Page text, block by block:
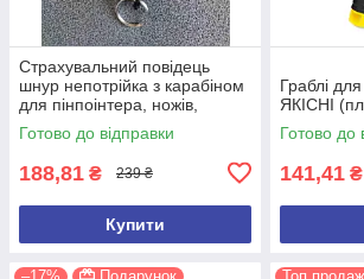
Страхувальний повідець
шнур непотрійка з карабіном
для пінпоінтера, ножів,
ліхтарів, рацій, ключів
Готово до відправки
188,81 ₴ 239 ₴
Купити
Граблі
ЯКІСНІ
Готово до
141,41 ₴